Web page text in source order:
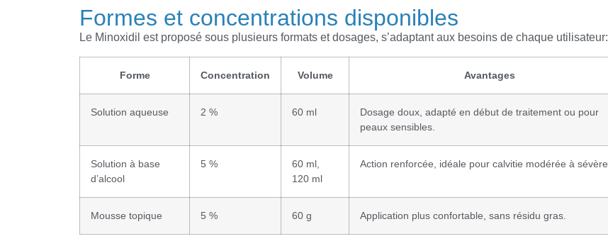
Formes et concentrations disponibles
Le Minoxidil est proposé sous plusieurs formats et dosages, s’adaptant aux besoins de chaque utilisateur:
Forme Concentration Volume Avantages
Solution aqueuse 2 % 60 ml
Dosage doux, adapté en début de traitement ou pour
peaux sensibles.
Solution à base
d’alcool
5 %
60 ml,
120 ml
Action renforcée, idéale pour calvitie modérée à sévère.
Mousse topique 5 % 60 g Application plus confortable, sans résidu gras.